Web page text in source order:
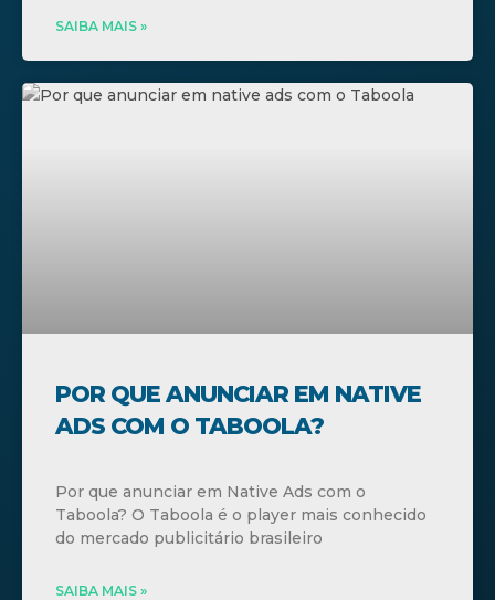
SAIBA MAIS »
POR QUE ANUNCIAR EM NATIVE
ADS COM O TABOOLA?
Por que anunciar em Native Ads com o
Taboola? O Taboola é o player mais conhecido
do mercado publicitário brasileiro
SAIBA MAIS »